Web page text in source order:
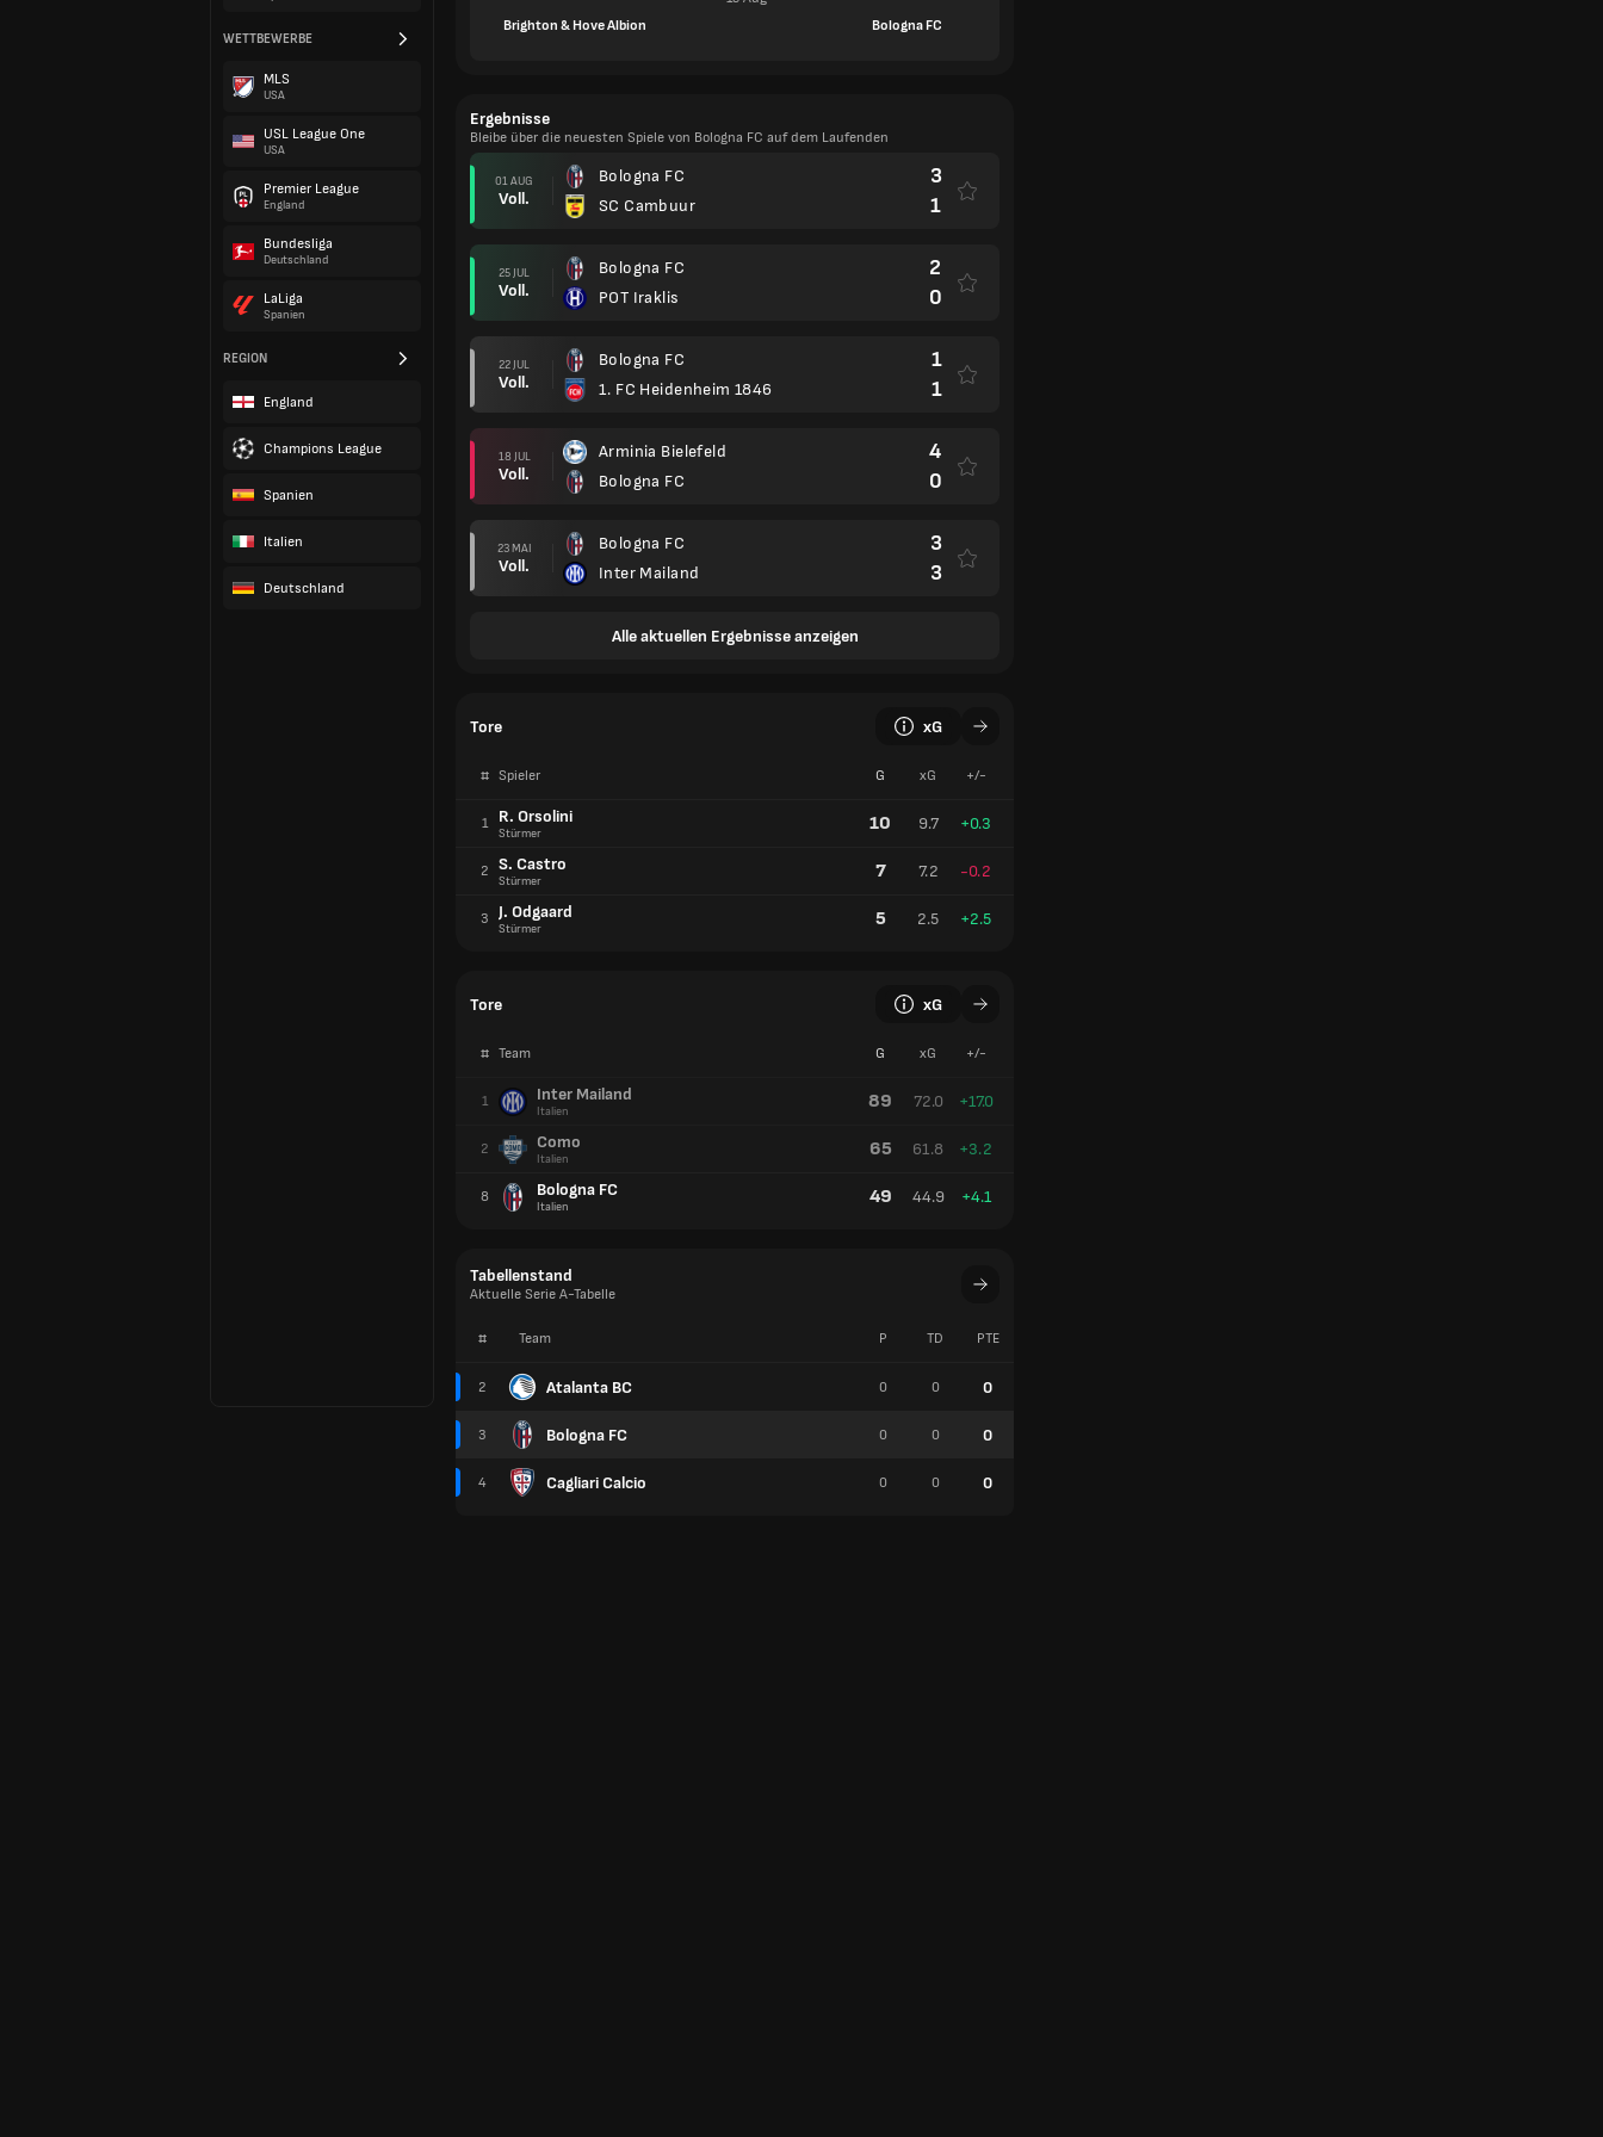
WETTBEWERBE
MLS
USA
USL League One
USA
Premier League
England
Bundesliga
Deutschland
LaLiga
Spanien
REGION
England
Champions League
Spanien
Italien
Deutschland
Brighton & Hove Albion
Bologna FC
Ergebnisse
Bleibe über die neuesten Spiele von Bologna FC auf dem Laufenden
01 AUG
Voll.
Bologna FC
SC Cambuur
3
1
25 JUL
Voll.
Bologna FC
POT Iraklis
2
0
22 JUL
Voll.
Bologna FC
1. FC Heidenheim 1846
1
1
18 JUL
Voll.
Arminia Bielefeld
Bologna FC
4
0
23 MAI
Voll.
Bologna FC
Inter Mailand
3
3
Alle aktuellen Ergebnisse anzeigen
Tore xG
# Spieler G xG +/-
1 R. Orsolini
Stürmer 10 9.7 +0.3
2 S. Castro
Stürmer 7 7.2 -0.2
3 J. Odgaard
Stürmer 5 2.5 +2.5
Tore xG
# Team G xG +/-
1 Inter Mailand
Italien 89 72.0 +17.0
2 Como
Italien 65 61.8 +3.2
8 Bologna FC
Italien 49 44.9 +4.1
Tabellenstand
Aktuelle Serie A-Tabelle
# Team
2 Atalanta BC
3 Bologna FC
4 Cagliari Calcio
P TD PTE
0 0 0
0 0 0
0 0 0